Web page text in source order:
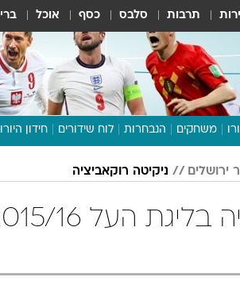
תרבות סלבס כסף אוכל
משחקים הנבחרות לוח שידורים חידון היורו
ירושלים ניקיטה רוקאביציה
ניקיטה רוקאביציה בליגת העל